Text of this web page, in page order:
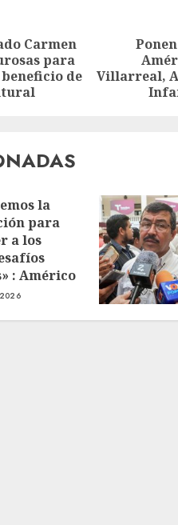
Entrada
anterior:
Carmen
para
de
Siguiente
entrada:
Villarreal,
la
para
a los
: Américo